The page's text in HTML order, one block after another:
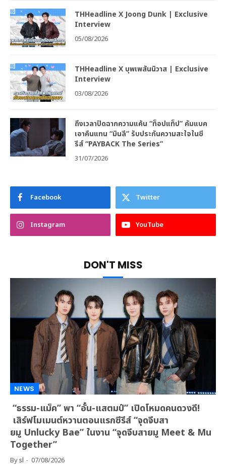
THHeadline X Joong Dunk | Exclusive
Interview
05/08/2026
THHeadline X บุพเพสันนิวาส | Exclusive
Interview
03/08/2026
ถึงเวลาปิดฉากความแค้น “ท็อปแท็ป” คัมแบค
เอาคืนแทน “มินลี” รับประกันความสะใจในซี
รีส์ “PAYBACK The Series”
31/07/2026
Facebook Twitter
Instagram YouTube
DON'T MISS
NEWS
“ธรรม-แม็ค” พา “อั๋น-แสตมป์” เปิดโหมดคนดวงดี!
เสิร์ฟโมเมนต์หวานตอนแรกซีรีส์ “จุดจีบสา
ยมู Unlucky Bae” ในงาน “จุดจีบสายมู Meet & Mu
Together”
Bysl 07/08/2026